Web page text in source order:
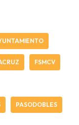
FSMCV
PASODOBLES